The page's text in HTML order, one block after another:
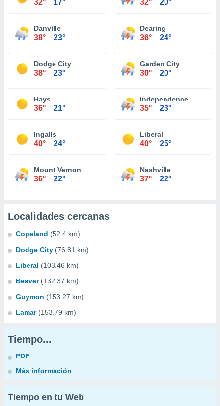
32° 17° 32° 20°
Danville
38° 23°
Dearing
36° 24°
Dodge City
38° 23°
Garden City
30° 20°
Hays
36° 21°
Independence
35° 23°
Ingalls
40° 24°
Liberal
40° 25°
Mount Vernon
36° 22°
Nashville
37° 22°
Localidades cercanas
Copeland (52.4 km)
Dodge City (76.81 km)
Liberal (103.46 km)
Beaver (132.37 km)
Guymon (153.27 km)
Lamar (153.79 km)
Tiempo...
PDF
Más información
Tiempo en tu Web